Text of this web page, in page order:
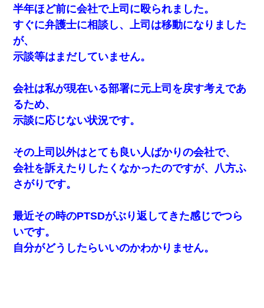
半年ほど前に会社で上司に殴られました。
すぐに弁護士に相談し、上司は移動になりました
が、
示談等はまだしていません。
会社は私が現在いる部署に元上司を戻す考えであ
るため、
示談に応じない状況です。
その上司以外はとても良い人ばかりの会社で、
会社を訴えたりしたくなかったのですが、八方ふ
さがりです。
最近その時のPTSDがぶり返してきた感じでつら
いです。
自分がどうしたらいいのかわかりません。